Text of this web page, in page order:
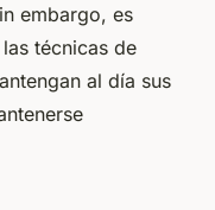
embargo, es
técnicas de
al día sus